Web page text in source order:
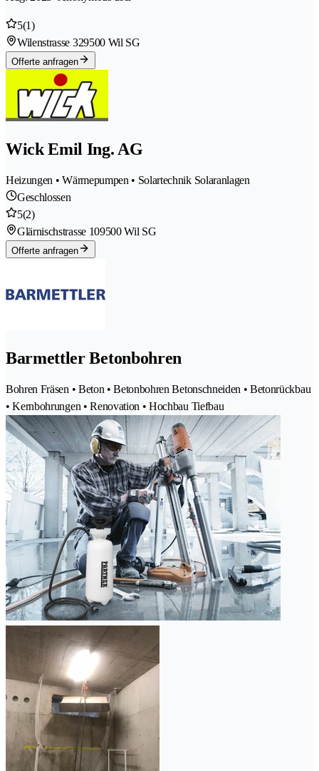
5(1)
Wilenstrasse 329500 Wil SG
Offerte anfragen
Wick Emil Ing. AG
Heizungen • Wärmepumpen • Solartechnik Solaranlagen
Geschlossen
5(2)
Glärnischstrasse 109500 Wil SG
Offerte anfragen
Barmettler Betonbohren
Bohren Fräsen • Beton • Betonbohren Betonschneiden • Betonrückbau
• Kernbohrungen • Renovation • Hochbau Tiefbau